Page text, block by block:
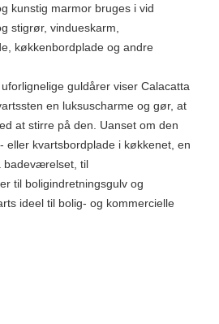
kunstig marmor bruges i vid
stigrør, vindueskarm,
køkkenbordplade og andre
guldårer viser Calacatta
en luksuscharme og gør, at
at stirre på den. Uanset om den
eller kvartsbordplade i køkkenet, en
badeværelset, til
til boligindretningsgulv og
ideel til bolig- og kommercielle